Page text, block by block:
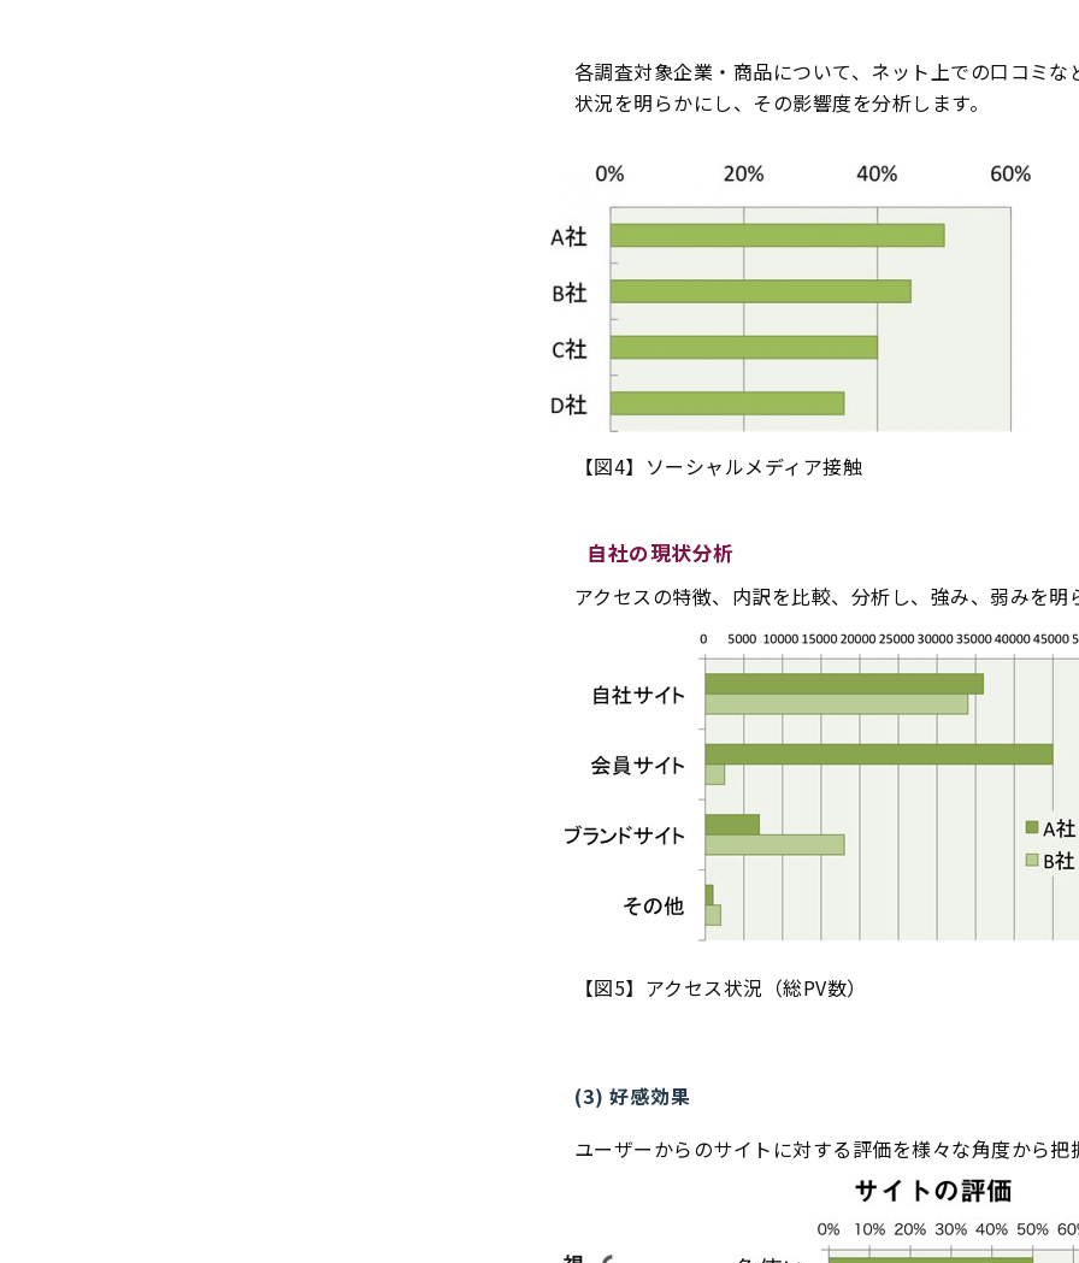
各調査対象企業・商品について、ネット上での口コミ
状況を明らかにし、その影響度を分析します。
【図4】ソーシャルメディア接触
自社の現状分析
アクセスの特徴、内訳を比較、分析し、強み、弱みを明
【図5】アクセス状況（総PV数）
(3) 好感効果
ユーザーからのサイトに対する評価を様々な角度から把